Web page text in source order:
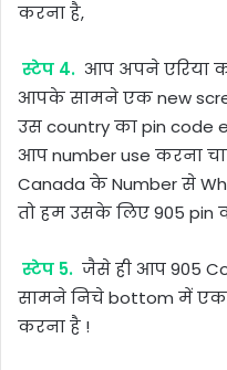
करना है,
स्टेप 4. आप अपने एरिया
आपके सामने एक new
उस country का pin code
आप number use करना
Canada के Number से
तो हम उसके लिए 905 pin
स्टेप 5. जैसे ही आप 905
सामने निचे bottom में एक
करना है !